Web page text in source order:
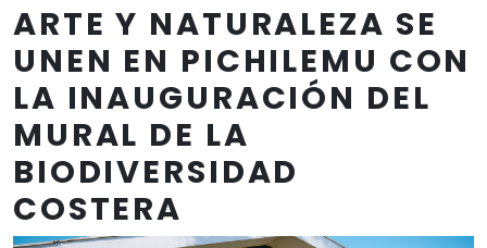
ARTE Y NATURALEZA SE
UNEN EN PICHILEMU CON
LA INAUGURACIÓN DEL
MURAL DE LA
BIODIVERSIDAD
COSTERA